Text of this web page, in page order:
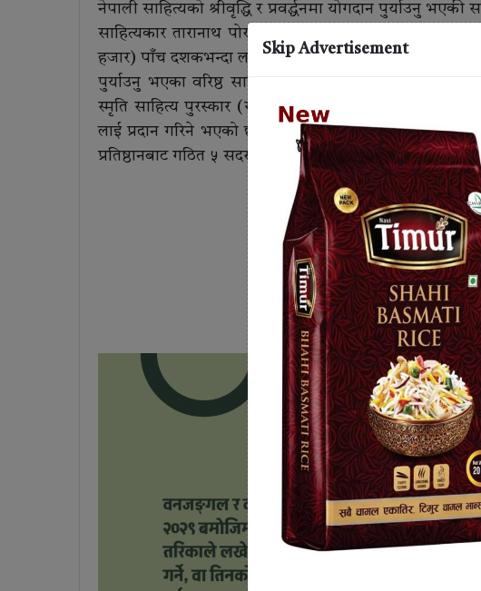
नेपाली साहित्यको श्रीवृद्धि र प्रवर्द्धनमा योगदान पुर्याउनु
साहित्यकार तारानाथ पोखरेलले मातापिताको स्मृतिमा
हजार) पाँच दशकभन्दा लामो समयदेखि लेखन, सम्पादन र कुशल
पुर्याउनु भएका वरिष्ठ साहित्यकार मधु पोखरेललाई र दिवंगत
स्मृति साहित्य पुरस्कार (रु. ११ हजार) नेपाली मुक्तक
लाई प्रदान गरिने भएको छ । नेपाल मुक्तक प्रतिष्ठान, कोशी
प्रतिष्ठानबाट गठित ५ सदस्यीय पुरस्कार छनोट समितिले
Skip Advertisement